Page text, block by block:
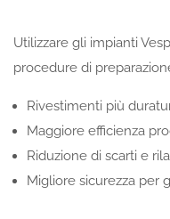
Utilizzare gli impianti
procedure di
Rivestimenti più
Maggiore efficienza
Riduzione di scarti e
Migliore sicurezza per